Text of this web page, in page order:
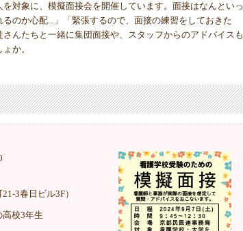
対象に、模擬面接会を開催しています。面接はなんといっ
のか心配...」「緊張するので、面接の練習をしておきた
んたちと一緒に集団面接や、スタッフからのアドバイスも
か。
3春日ビル3F）
校3年生